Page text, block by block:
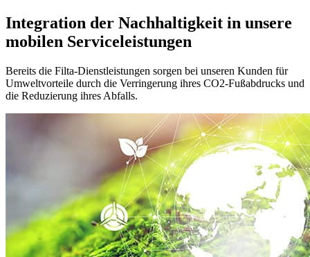
Integration der Nachhaltigkeit in unsere
mobilen Serviceleistungen
Bereits die Filta-Dienstleistungen sorgen bei unseren Kunden für
Umweltvorteile durch die Verringerung ihres CO2-Fußabdrucks und
die Reduzierung ihres Abfalls.